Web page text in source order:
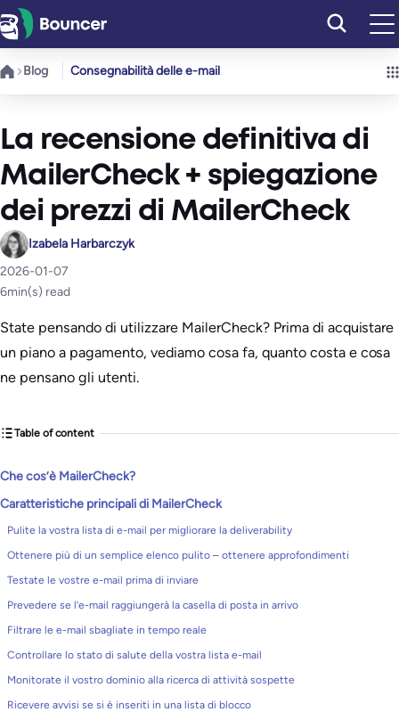
Vai
al
contenuto
Blog Consegnabilità delle e-mail
La recensione definitiva di
MailerCheck + spiegazione
dei prezzi di MailerCheck
Izabela Harbarczyk
2026-01-07
6min(s) read
State pensando di utilizzare MailerCheck? Prima di acquistare
un piano a pagamento, vediamo cosa fa, quanto costa e cosa
ne pensano gli utenti.
Table of content
Che cos’è MailerCheck?
Caratteristiche principali di MailerCheck
Pulite la vostra lista di e-mail per migliorare la deliverability
Ottenere più di un semplice elenco pulito – ottenere approfondimenti
Testate le vostre e-mail prima di inviare
Prevedere se l’e-mail raggiungerà la casella di posta in arrivo
Filtrare le e-mail sbagliate in tempo reale
Controllare lo stato di salute della vostra lista e-mail
Monitorate il vostro dominio alla ricerca di attività sospette
Ricevere avvisi se si è inseriti in una lista di blocco